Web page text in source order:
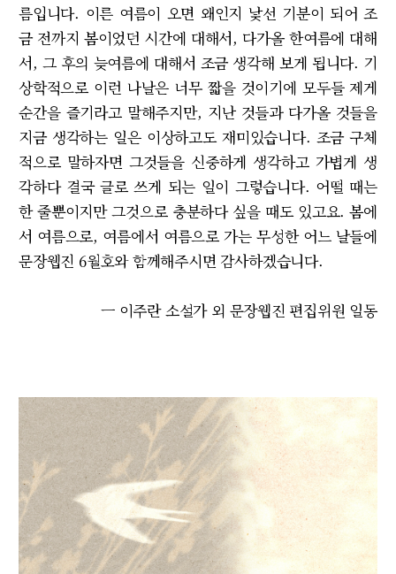
름입니다. 이른 여름이 오면 왜인지 낯선 기분이 되어 조
금 전까지 봄이었던 시간에 대해서, 다가올 한여름에 대해
서, 그 후의 늦여름에 대해서 조금 생각해 보게 됩니다. 기
상학적으로 이런 나날은 너무 짧을 것이기에 모두들 제게
순간을 즐기라고 말해주지만, 지난 것들과 다가올 것들을
지금 생각하는 일은 이상하고도 재미있습니다. 조금 구체
적으로 말하자면 그것들을 신중하게 생각하고 가볍게 생
각하다 결국 글로 쓰게 되는 일이 그렇습니다. 어떨 때는
한 줄뿐이지만 그것으로 충분하다 싶을 때도 있고요. 봄에
서 여름으로, 여름에서 여름으로 가는 무성한 어느 날들에
문장웹진 6월호와 함께해주시면 감사하겠습니다.
ㅡ 이주란 소설가 외 문장웹진 편집위원 일동